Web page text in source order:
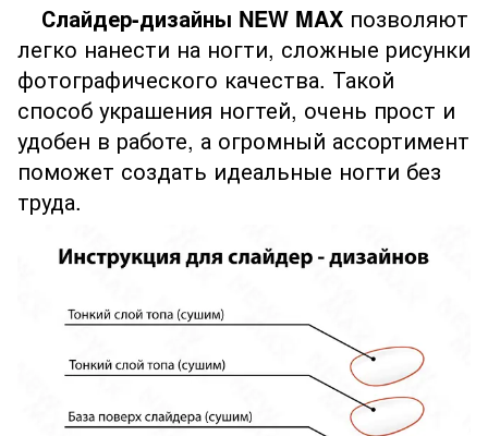
Слайдер-дизайны NEW MAX позволяют
легко нанести на ногти, сложные рисунки
фотографического качества. Такой
способ украшения ногтей, очень прост и
удобен в работе, а огромный ассортимент
поможет создать идеальные ногти без
труда.